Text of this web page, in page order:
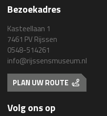
Bezoekadres
Kasteellaan 1
7461 PV Rijssen
0548-514261
info@rijssensmuseum.nl
PLAN UW ROUTE
Volg ons op